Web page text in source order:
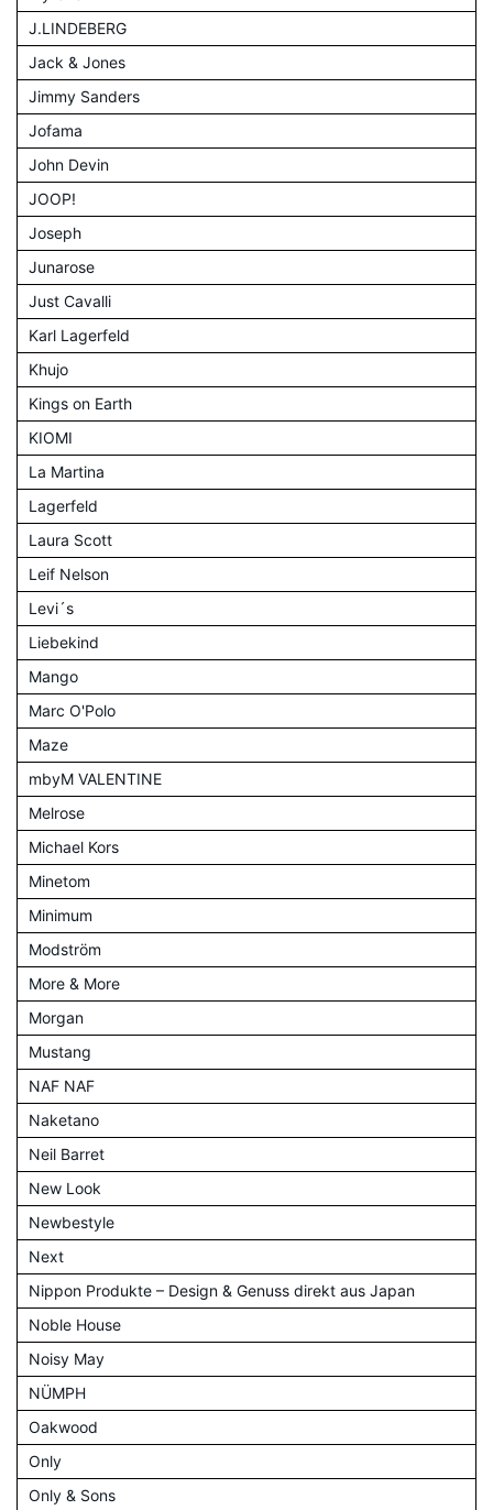
J.LINDEBERG
Jack & Jones
Jimmy Sanders
Jofama
John Devin
JOOP!
Joseph
Junarose
Just Cavalli
Karl Lagerfeld
Khujo
Kings on Earth
KIOMI
La Martina
Lagerfeld
Laura Scott
Leif Nelson
Levi´s
Liebekind
Mango
Marc O'Polo
Maze
mbyM VALENTINE
Melrose
Michael Kors
Minetom
Minimum
Modström
More & More
Morgan
Mustang
NAF NAF
Naketano
Neil Barret
New Look
Newbestyle
Next
Nippon Produkte – Design & Genuss direkt aus Japan
Noble House
Noisy May
NÜMPH
Oakwood
Only
Only & Sons